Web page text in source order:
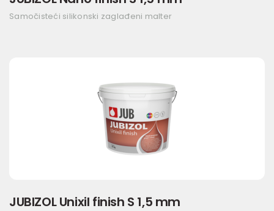
Samočisteći silikonski zaglađeni malter
JUBIZOL Unixil finish S 1,5 mm